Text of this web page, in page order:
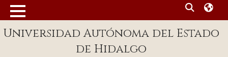
Universidad Autónoma del Estado
de Hidalgo